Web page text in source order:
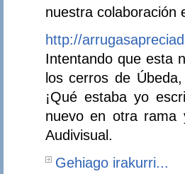
nuestra colaboración
http://
Intentando que esta
los cerros de
¡Qué estaba yo
nuevo en otra rama
Audivisual.
Gehiago irakurri...